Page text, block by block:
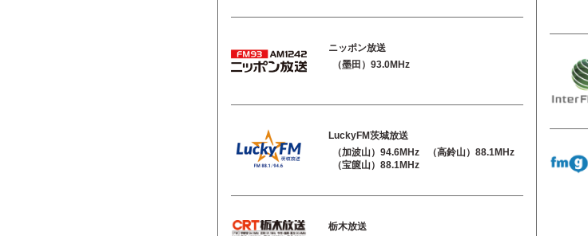
ニッポン放送
（墨田）93.0MHz
LuckyFM茨城放送
（加波山）94.6MHz
（高鈴山）88.1MHz
（宝篋山）88.1MHz
栃木放送